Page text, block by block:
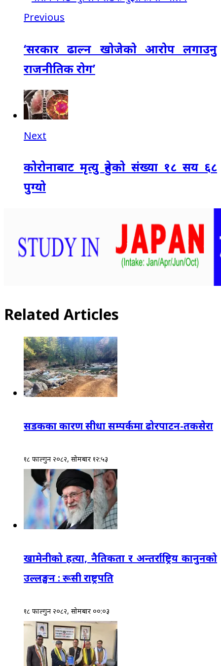
Previous
‘सरकार ढाल्न खाेजेकाे आराेप लगाउनु
राजनीतिक राेग’
Next
कोरोनाबाट मृत्यु हुनेको संख्या १८ सय ६८
पुग्यो
Related Articles
सडकका कारण सीधा सम्पर्कमा ढोरपाटन-तकसेरा
१८ फाल्गुन २०८२, सोमबार १२:५३
खामेनीको हत्या, नैतिकता र अन्तर्राष्ट्रिय कानुनको
उल्लङ्घन : रूसी राष्ट्रपति
१८ फाल्गुन २०८२, सोमबार ००:०३